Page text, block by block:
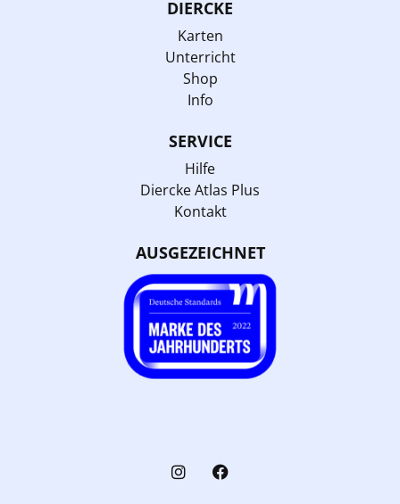
DIERCKE
Karten
Unterricht
Shop
Info
SERVICE
Hilfe
Diercke Atlas Plus
Kontakt
AUSGEZEICHNET